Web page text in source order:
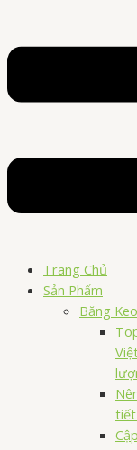
Trang Chủ
Sản Phẩm
Băng Keo
tiết